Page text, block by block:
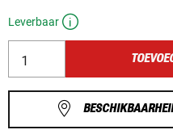
Leverbaar